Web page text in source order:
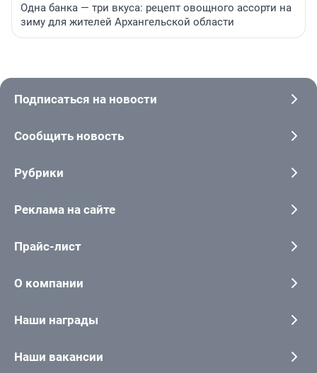
Одна банка — три вкуса: рецепт овощного ассорти на
зиму для жителей Архангельской области
Подписаться на новости
Сообщить новость
Рубрики
Реклама на сайте
Прайс-лист
О компании
Наши награды
Наши вакансии